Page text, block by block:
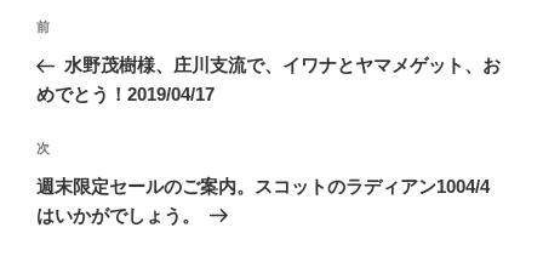
投
ナ
ゲ
ー
シ
前
の
投
前
水野茂樹様、庄川支流で、イワナとヤマメゲット、お
めでとう！2019/04/17
次
の
投
次
週末限定セールのご案内。スコットのラディアン1004/4
はいかがでしょう。